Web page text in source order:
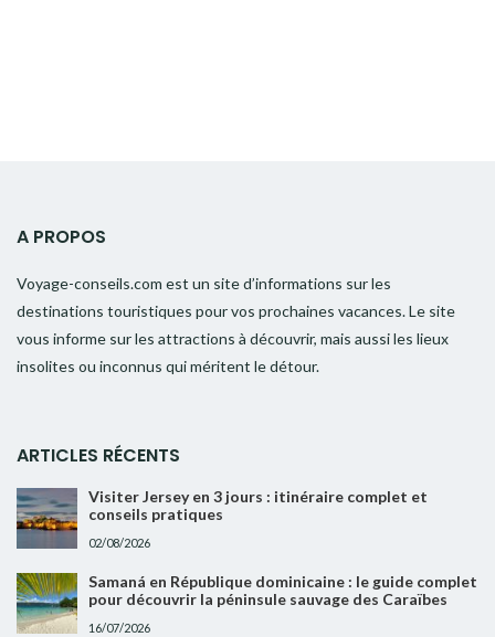
A PROPOS
Voyage-conseils.com est un site d’informations sur les
destinations touristiques pour vos prochaines vacances. Le site
vous informe sur les attractions à découvrir, mais aussi les lieux
insolites ou inconnus qui méritent le détour.
ARTICLES RÉCENTS
Visiter Jersey en 3 jours : itinéraire complet et
conseils pratiques
02/08/2026
Samaná en République dominicaine : le guide complet
pour découvrir la péninsule sauvage des Caraïbes
16/07/2026